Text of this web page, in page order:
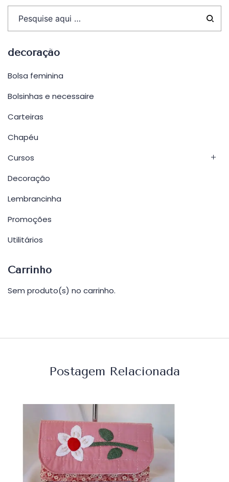
decoração
Bolsa feminina
Bolsinhas e necessaire
Carteiras
Chapéu
Cursos
Decoração
Lembrancinha
Promoções
Utilitários
Carrinho
Sem produto(s) no carrinho.
Postagem Relacionada